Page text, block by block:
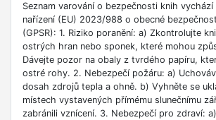
Seznam varování o bezpečnosti knih
nařízení (EU) 2023/988 o obecné
(GPSR): 1. Riziko poranění: a) Zkontrolujte
ostrých hran nebo sponek, které mohou
Dávejte pozor na obaly z tvrdého papíru,
ostré rohy. 2. Nebezpečí požáru: a)
dosah zdrojů tepla a ohně. b) Vyhněte se
místech vystavených přímému slunečnímu
zabránili vznícení. 3. Nebezpečí pro zdraví: